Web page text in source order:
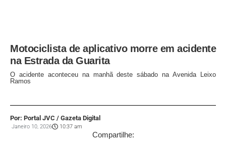
Motociclista de aplicativo morre em acidente
na Estrada da Guarita
O acidente aconteceu na manhã deste sábado na Avenida Leixo
Ramos
Por: Portal JVC / Gazeta Digital
Janeiro 10, 2026 10:37 am
Compartilhe: